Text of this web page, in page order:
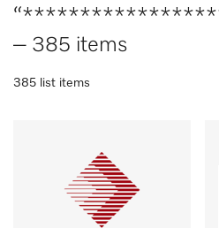
– 385 items
385 list items